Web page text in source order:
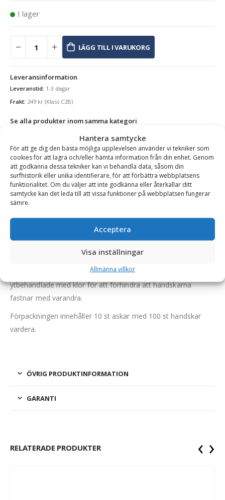
Hantera samtycke
För att ge dig den bästa möjliga upplevelsen använder vi tekniker som
cookies för att lagra och/eller hämta information från din enhet. Genom
att godkänna dessa tekniker kan vi behandla data, såsom din
surfhistorik eller unika identifierare, för att förbättra webbplatsens
funktionalitet. Om du väljer att inte godkänna eller återkallar ditt
samtycke kan det leda till att vissa funktioner på webbplatsen fungerar
sämre.
Acceptera
Visa inställningar
Allmänna villkor
I lager
LÄGG TILL I VARUKORG
Leveransinformation
Leveranstid: 1-3 dagar
Frakt: 249 kr (Klass C2B)
Se alla produkter inom samma kategori
BESKRIVNING
blå
Puderfria nitrilhandskar för engångsbruk.
Användbara för arbeten inom livsmedel, sjukvård, mekanik,
städning och industri. Dessa tunna engångshandskar är
ytbehandlade med klor för att förhindra att handskarna
fastnar med varandra.
Förpackningen innehåller 10 st askar med 100 st handskar
vardera.
ÖVRIG PRODUKTINFORMATION
GARANTI
RELATERADE PRODUKTER ‹ ›